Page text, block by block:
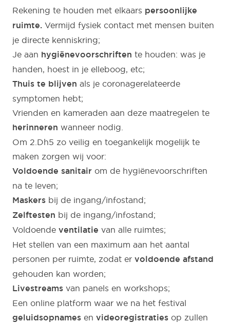
Rekening te houden met elkaars persoonlijke
ruimte. Vermijd fysiek contact met mensen buiten
je directe kenniskring;
Je aan hygiënevoorschriften te houden: was je
handen, hoest in je elleboog, etc;
Thuis te blijven als je coronagerelateerde
symptomen hebt;
Vrienden en kameraden aan deze maatregelen te
herinneren wanneer nodig.
Om 2.Dh5 zo veilig en toegankelijk mogelijk te
maken zorgen wij voor:
Voldoende sanitair om de hygiënevoorschriften
na te leven;
Maskers bij de ingang/infostand;
Zelftesten bij de ingang/infostand;
Voldoende ventilatie van alle ruimtes;
Het stellen van een maximum aan het aantal
personen per ruimte, zodat er voldoende afstand
gehouden kan worden;
Livestreams van panels en workshops;
Een online platform waar we na het festival
geluidsopnames en videoregistraties op zullen